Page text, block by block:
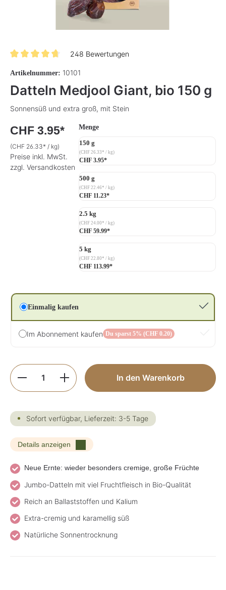
248 Bewertungen
Artikelnummer: 10101
Datteln Medjool Giant, bio 150 g
Sonnensüß und extra groß, mit Stein
CHF 3.95*
(CHF 26.33* / kg)
Preise inkl. MwSt.
zzgl. Versandkosten
Mengeauswählen
150 g
(CHF 26.33* / kg)
CHF 3.95*
500 g
(CHF 22.46* / kg)
CHF 11.23*
2.5 kg
(CHF 24.00* / kg)
CHF 59.99*
5 kg
(CHF 22.80* / kg)
CHF 113.99*
Einmalig kaufen
Im Abonnement kaufen Du sparst 5% (CHF 0.20)
Produkt Anzahl: Gib den gewünschten
In den Warenkorb
Sofort verfügbar, Lieferzeit: 3-5 Tage
Details anzeigen
Neue Ernte: wieder besonders cremige, große Früchte
Jumbo-Datteln mit viel Fruchtfleisch in Bio-Qualität
Reich an Ballaststoffen und Kalium
Extra-cremig und karamellig süß
Natürliche Sonnentrocknung